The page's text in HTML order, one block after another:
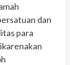
dan
para